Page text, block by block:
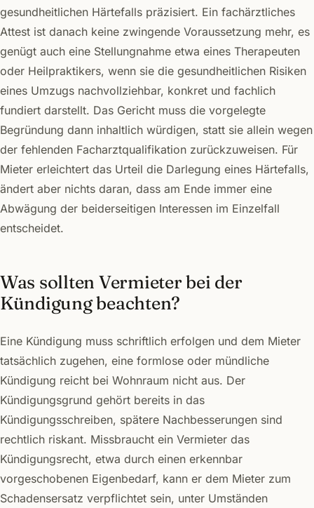
gesundheitlichen Härtefalls präzisiert. Ein fachärztliches
Attest ist danach keine zwingende Voraussetzung mehr, es
genügt auch eine Stellungnahme etwa eines Therapeuten
oder Heilpraktikers, wenn sie die gesundheitlichen Risiken
eines Umzugs nachvollziehbar, konkret und fachlich
fundiert darstellt. Das Gericht muss die vorgelegte
Begründung dann inhaltlich würdigen, statt sie allein wegen
der fehlenden Facharztqualifikation zurückzuweisen. Für
Mieter erleichtert das Urteil die Darlegung eines Härtefalls,
ändert aber nichts daran, dass am Ende immer eine
Abwägung der beiderseitigen Interessen im Einzelfall
entscheidet.
Was sollten Vermieter bei der
Kündigung beachten?
Eine Kündigung muss schriftlich erfolgen und dem Mieter
tatsächlich zugehen, eine formlose oder mündliche
Kündigung reicht bei Wohnraum nicht aus. Der
Kündigungsgrund gehört bereits in das
Kündigungsschreiben, spätere Nachbesserungen sind
rechtlich riskant. Missbraucht ein Vermieter das
Kündigungsrecht, etwa durch einen erkennbar
vorgeschobenen Eigenbedarf, kann er dem Mieter zum
Schadensersatz verpflichtet sein, unter Umständen